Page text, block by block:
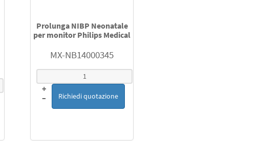
Prolunga NIBP Neonatale
per monitor Philips Medical
MX-NB14000345
+
–
Richiedi quotazione